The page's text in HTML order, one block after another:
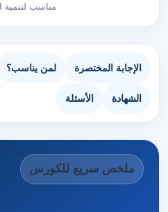
مناسب لتنمية
الإجابة المختصرة لمن يناسب؟
الشهادة الأسئلة
ملخص سريع للكورس